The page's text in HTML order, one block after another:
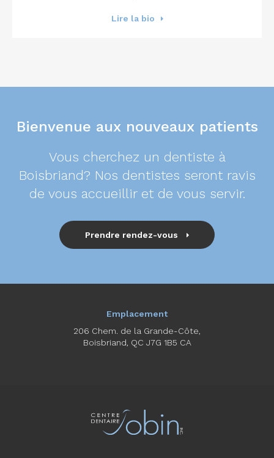
Lire la bio
Bienvenue aux nouveaux patients
Vous cherchez un dentiste à
Boisbriand? Nos dentistes seront ravis
de vous accueillir et de vous servir.
Prendre rendez-vous
Emplacement
206 Chem. de la Grande-Côte
Boisbriand QC J7G 1B5 CA